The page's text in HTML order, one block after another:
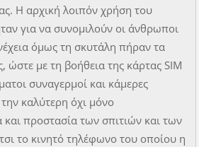
Η αρχική λοιπόν χρήση του
για να συνομιλούν οι άνθρωποι
όμως τη σκυτάλη πήραν τα
ώστε με τη βοήθεια της κάρτας SIM
συναγερμοί και κάμερες
καλύτερη όχι μόνο
προστασία των σπιτιών και των
το κινητό τηλέφωνο του οποίου η